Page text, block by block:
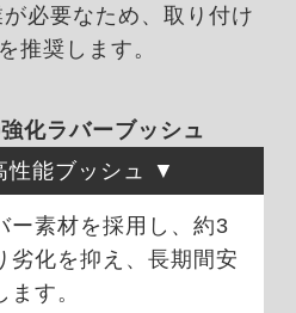
必要なため、取り付け
推奨します。
化ラバーブッシュ
性能ブッシュ
ー素材を採用し、約3
劣化を抑え、長期間安
す。